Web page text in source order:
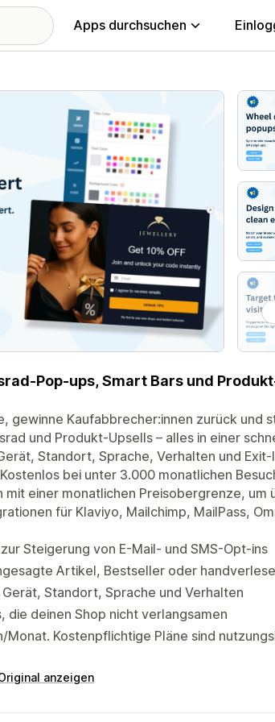
Apps durchsuchen
Pop-ups, Smart Bars und
gewinne Kaufabbrecher:innen zurück und
und Produkt-Upsells – alles in einer
Standort, Sprache, Verhalten und
bei unter 3.000 monatlichen
mit einer monatlichen Preisobergrenze, um
für Klaviyo, Mailchimp, MailPass,
Steigerung von E-Mail- und SMS-Opt-ins
Artikel, Bestseller oder
Standort, Sprache und Verhalten
deinen Shop nicht verlangsamen
Monat. Kostenpflichtige Pläne sind
anzeigen